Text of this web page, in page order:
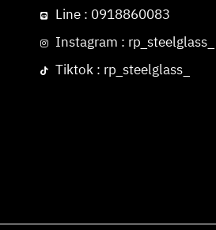
Line : 0918860083
Instagram : rp_steelglass_
Tiktok : rp_steelglass_